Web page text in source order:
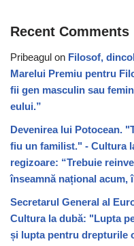
Recent Comments
Pribeagul on Filosof,
Marelui Premiu pentru
fii gen masculin sau
eului.”
Devenirea lui Potocean.
fiu un familist." - Cultura
regizoare: “Trebuie
înseamnă național
Secretarul General al
Cultura la dubă: "Lupta
și lupta pentru drepturile